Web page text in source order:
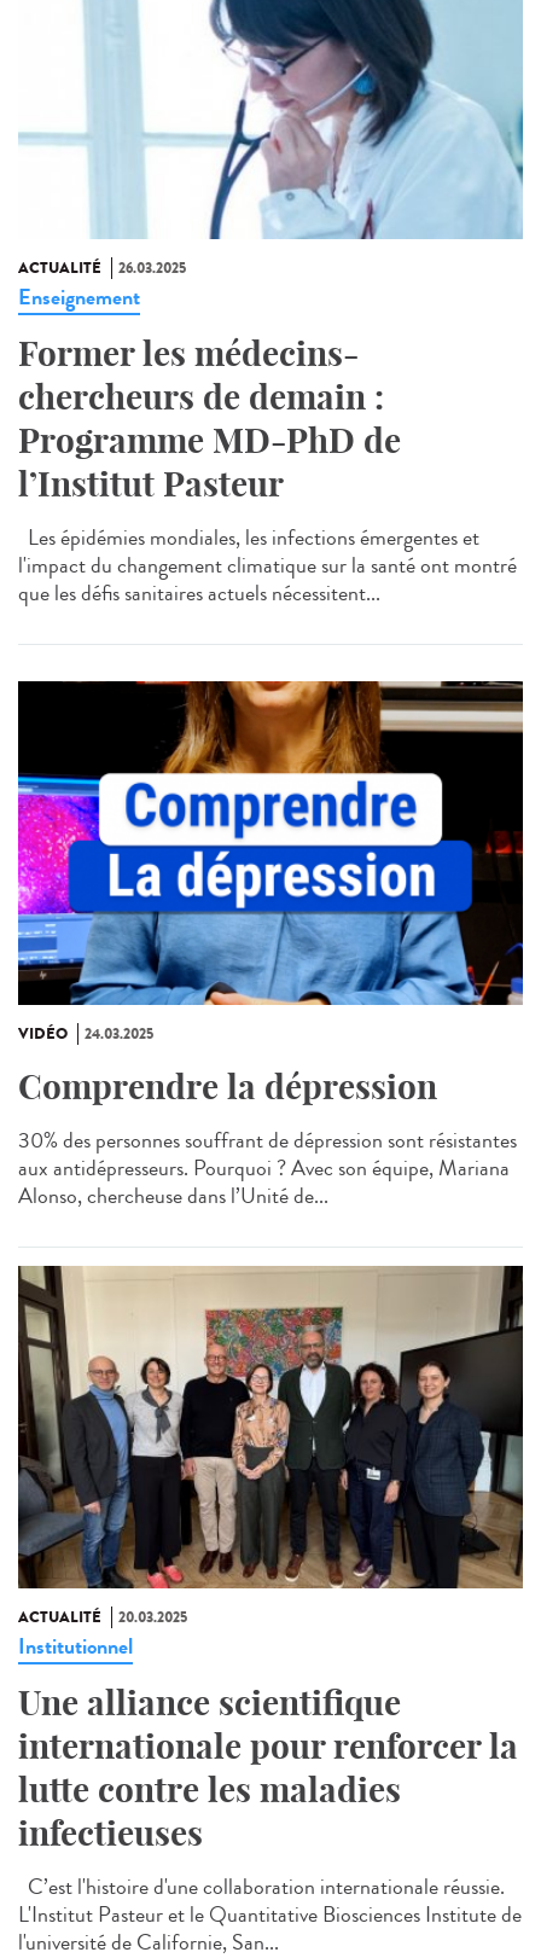
ACTUALITÉ 26.03.2025
Enseignement
Former les médecins-
chercheurs de demain :
Programme MD-PhD de
l’Institut Pasteur
Les épidémies mondiales, les infections émergentes et
l'impact du changement climatique sur la santé ont montré
que les défis sanitaires actuels nécessitent...
VIDÉO 24.03.2025
Comprendre la dépression
30% des personnes souffrant de dépression sont résistantes
aux antidépresseurs. Pourquoi ? Avec son équipe, Mariana
Alonso, chercheuse dans l’Unité de...
ACTUALITÉ 20.03.2025
Institutionnel
Une alliance scientifique
internationale pour renforcer la
lutte contre les maladies
infectieuses
C’est l'histoire d'une collaboration internationale réussie.
L'Institut Pasteur et le Quantitative Biosciences Institute de
l'université de Californie, San...